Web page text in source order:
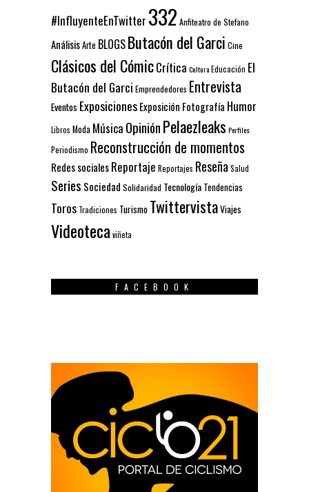
#InfluyenteEnTwitter 332 Anfiteatro de Stefano
AnálisisArte BLOGSButacón del Garci Cine
Clásicos del CómicCrítica CulturaEducación El
Butacón del Garci Emprendedores Entrevista
Eventos ExposicionesExposición Fotografía Humor
Libros Moda Música OpiniónPelaezleaks Perfiles
Periodismo Reconstrucción de momentos
Redes socialesReportaje Reportajes Reseña Salud
Series Sociedad Solidaridad Tecnología Tendencias
Toros Tradiciones Turismo TwittervistaViajes
Videoteca viñeta
FACEBOOK